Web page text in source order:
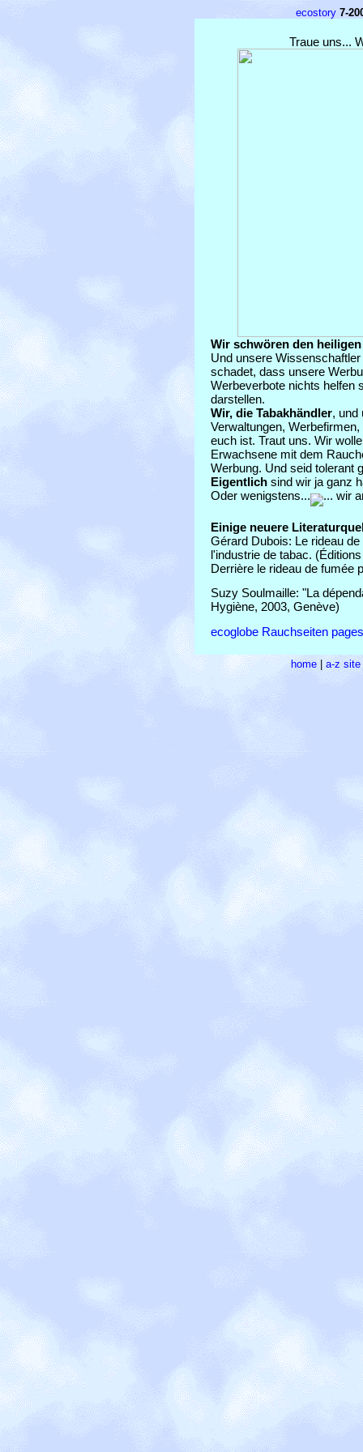
ecostory 7-
Traue uns...
Wir schwören den
Und unsere
schadet, dass unsere
Werbeverbote nichts helfen
darstellen.
Wir, die Tabakhändler, und
Verwaltungen,
euch ist. Traut uns. Wir
Erwachsene mit dem
Werbung. Und seid tolerant
Eigentlich sind wir ja ganz
Oder wenigstens...
... wir
Einige neuere
Gérard Dubois: Le rideau
l'industrie de tabac.
Derrière le rideau de fumée
Suzy Soulmaille: "La
Hygiène, 2003, Genève)
ecoglobe Rauchseiten
home| a-z site